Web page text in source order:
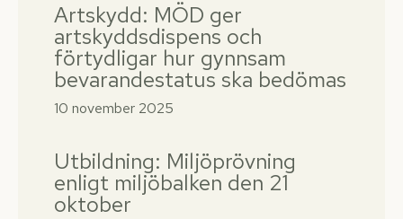
Artskydd: MÖD ger
artskyddsdispens och
förtydligar hur gynnsam
bevarandestatus ska bedömas
10 november 2025
Utbildning: Miljöprövning
enligt miljöbalken den 21
oktober